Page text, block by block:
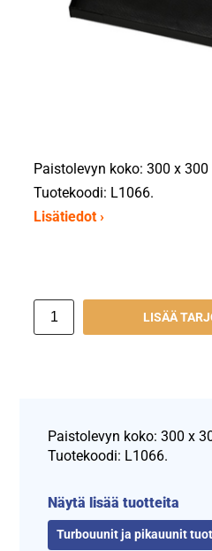
Paistolevyn koko: 300 x 300
Tuotekoodi: L1066.
Lisätiedot ›
LISÄÄ
Paistolevyn koko: 300 x
Tuotekoodi: L1066.
Näytä lisää tuotteita
Turbouunit ja pikauunit